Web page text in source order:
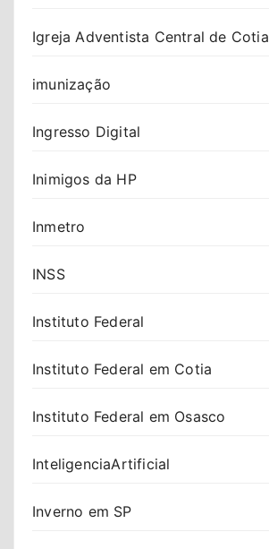
Igreja Adventista Central de Cotia
imunização
Ingresso Digital
Inimigos da HP
Inmetro
INSS
Instituto Federal
Instituto Federal em Cotia
Instituto Federal em Osasco
InteligenciaArtificial
Inverno em SP